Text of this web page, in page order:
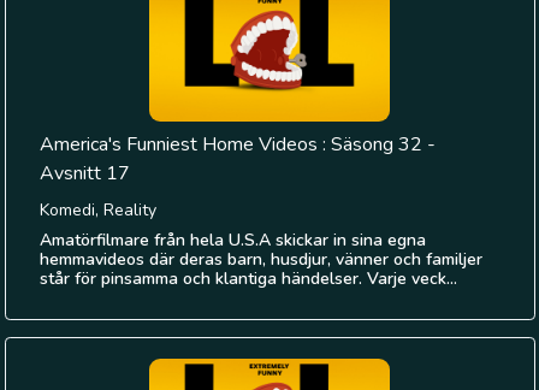
America's Funniest Home Videos : Säsong 32 -
Avsnitt 17
Komedi, Reality
Amatörfilmare från hela U.S.A skickar in sina egna
hemmavideos där deras barn, husdjur, vänner och familjer
står för pinsamma och klantiga händelser. Varje veck...